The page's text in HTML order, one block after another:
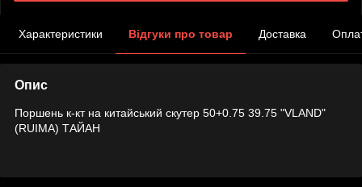
Характеристики Відгуки про товар Доставка
Опис
Поршень к-кт на китайський скутер 50+0.75 39.75 "VLAND"
(RUIMA) ТАЙАН